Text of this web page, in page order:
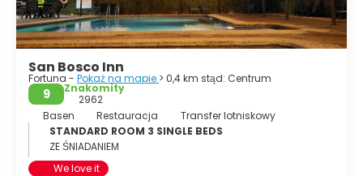
San Bosco Inn
Fortuna - Pokaż na mapie > 0,4 km stąd: Centrum
9
Znakomity
2962
Basen
Restauracja
Transfer lotniskowy
STANDARD ROOM 3 SINGLE BEDS
ZE ŚNIADANIEM
We love it